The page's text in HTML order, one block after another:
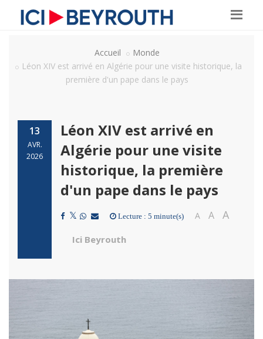
Accueil
Monde
Léon XIV est arrivé en Algérie pour une visite historique, la
première d'un pape dans le pays
13
AVR.
2026
Léon XIV est arrivé en
Algérie pour une visite
historique, la première
d'un pape dans le pays
Lecture : 5 minute(s) A A A
Ici Beyrouth